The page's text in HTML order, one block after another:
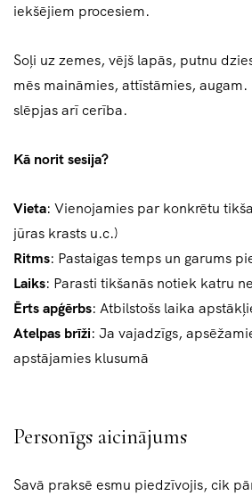
iekšējiem procesiem.
Soļi uz zemes, vējš lapās, putnu
mēs maināmies, attīstāmies, augam.
slēpjas arī cerība.
Kā norit sesija?
Vieta: Vienojamies par konkrētu
jūras krasts u.c.)
Ritms: Pastaigas temps un garums
Laiks: Parasti tikšanās notiek katru
Ērts apģērbs: Atbilstošs laika
Atelpas brīži: Ja vajadzīgs,
apstājamies klusumā
Personīgs aicinājums
Savā praksē esmu piedzīvojis, cik